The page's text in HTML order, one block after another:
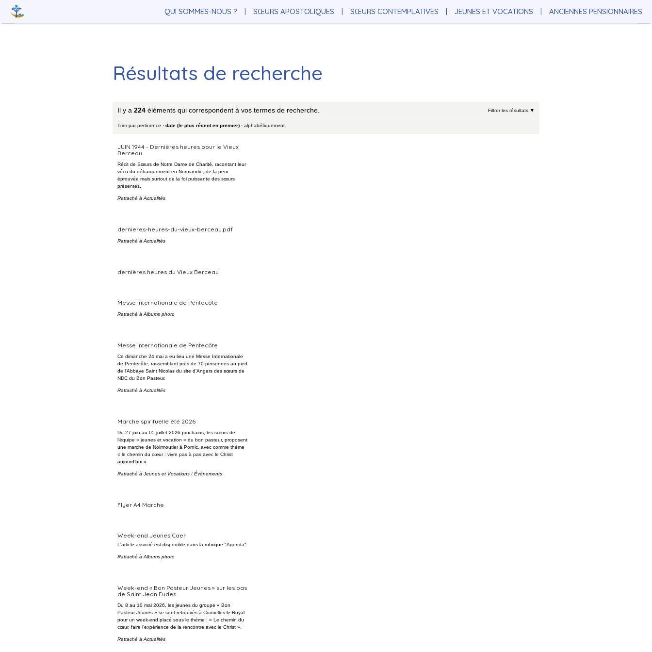
contenu.
Aller
personnels
QUI SOMMES-NOUS ? SŒURS APOSTOLIQUES SŒURS CONTEMPLATIVES JEUNES ET VOCATIONS ANCIENNES PENSIONNAIRES
Résultats de recherche
Il y a 224 éléments qui correspondent à vos termes de recherche. Filtrer les résultats
Trier par pertinence · date (le plus récent en premier) · alphabétiquement
JUIN 1944 - Dernières heures pour le Vieux
Berceau
Récit de Sœurs de Notre Dame de Charité, racontant leur
vécu du débarquement en Normandie, de la peur
éprouvée mais surtout de la foi puissante des sœurs
présentes.
Rattaché à Actualités
dernieres-heures-du-vieux-berceau.pdf
Rattaché à Actualités
dernières heures du Vieux Berceau
Messe internationale de Pentecôte
Rattaché à Albums photo
Messe internationale de Pentecôte
Ce dimanche 24 mai a eu lieu une Messe Internationale
de Pentecôte, rassemblant près de 70 personnes au pied
de l'Abbaye Saint Nicolas du site d'Angers des sœurs de
NDC du Bon Pasteur.
Rattaché à Actualités
Marche spirituelle été 2026
Du 27 juin au 05 juillet 2026 prochains, les sœurs de
l’équipe « jeunes et vocation » du bon pasteur, proposent
une marche de Noirmoutier à Pornic, avec comme thème
« le chemin du cœur : vivre pas à pas avec le Christ
aujourd’hui ».
Rattaché à Jeunes et Vocations /Évènements
Flyer A4 Marche
Week-end Jeunes Caen
L'article associé est disponible dans la rubrique "Agenda".
Rattaché à Albums photo
Week-end « Bon Pasteur Jeunes » sur les pas
de Saint Jean Eudes
Du 8 au 10 mai 2026, les jeunes du groupe « Bon
Pasteur Jeunes » se sont retrouvés à Cormelles-le-Royal
pour un week-end placé sous le thème : « Le chemin du
cœur, faire l’expérience de la rencontre avec le Christ ».
Rattaché à Actualités